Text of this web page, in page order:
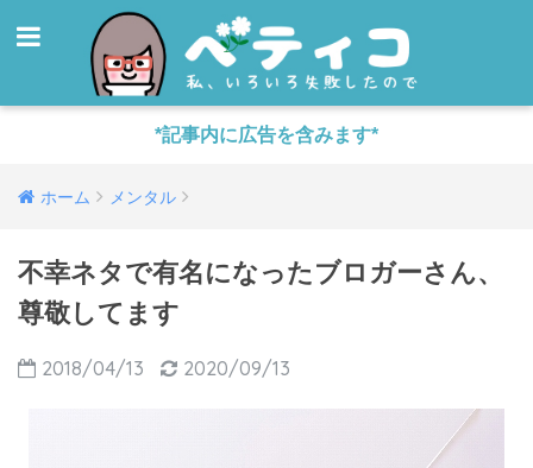
*記事内に広告を含みます*
ホーム メンタル
不幸ネタで有名になったブロガーさん、
尊敬してます
2018/04/13 2020/09/13